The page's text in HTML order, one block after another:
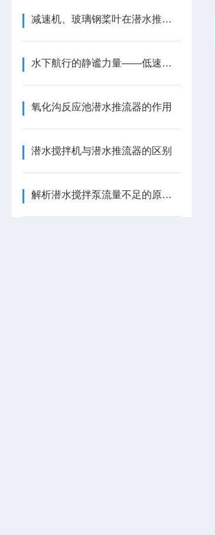
减速机、玻璃钢桨叶在潜水推流器设备中的应用
水下航行的静谧力量——低速潜水推进器的驾驭之道与安全灯塔
氧化沟反应池潜水推流器的作用
潜水搅拌机与潜水推流器的区别
解析潜水搅拌泵流量不足的原因及影响